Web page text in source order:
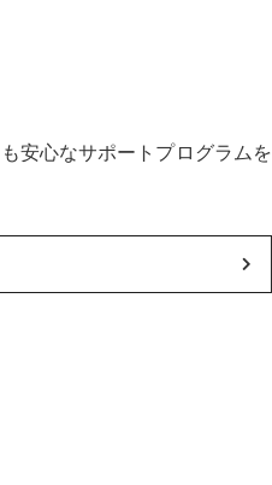
安心なサポートプログラムを